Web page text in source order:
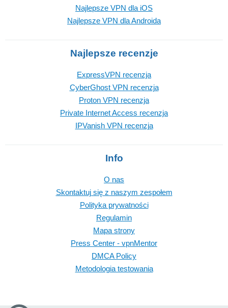
Najlepsze VPN dla iOS
Najlepsze VPN dla Androida
Najlepsze recenzje
ExpressVPN recenzja
CyberGhost VPN recenzja
Proton VPN recenzja
Private Internet Access recenzja
IPVanish VPN recenzja
Info
O nas
Skontaktuj się z naszym zespołem
Polityka prywatności
Regulamin
Mapa strony
Press Center - vpnMentor
DMCA Policy
Metodologia testowania